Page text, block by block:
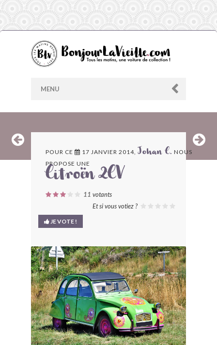
MENU
ARCHIVES
LES CONTRIBUTEURS
LE BLOG
BONJOURLAVIEILLE ?
MODÈLES ET MARQUES
COMMENT FONCTIONNE BLV ?
POUR CE 17 JANVIER 2014, Johan C. NOUS
PROPOSE UNE
Citroën 2CV
11 votants
Et si vous votiez ?
JE VOTE !